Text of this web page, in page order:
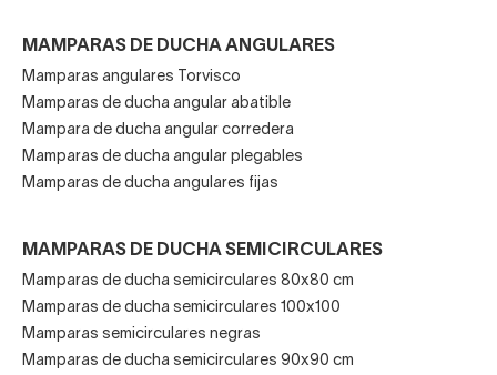
semicirculares online
Aunque el espacio sea minino hay por qué renunciar a
tener una mamparade ducha semicircular moderna y
estilosa. Como ves, tenemos muchos modelos diferentes
semicirculares son baratas y muchos modelos
libre de gérmenes y siempre reluciente.
No esperes más y disfruta de un baño bien aprovechado
con las mamparas de ducha semicirculares que
MAMPARAS DE DUCHA ANGULARES
Mamparas angulares Torvisco
Mamparas de ducha angular abatible
Mampara de ducha angular corredera
Mamparas de ducha angular plegables
Mamparas de ducha angulares fijas
MAMPARAS DE DUCHA SEMICIRCULARES
Mamparas de ducha semicirculares 80x80 cm
Mamparas de ducha semicirculares 100x100
Mamparas semicirculares negras
Mamparas de ducha semicirculares 90x90 cm